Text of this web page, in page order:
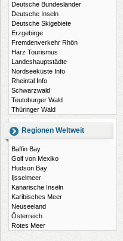
Deutsche Bundesländer
Deutsche Inseln
Deutsche Skigebiete
Erzgebirge
Fremdenverkehr Rhön
Harz Tourismus
Landeshauptstädte
Nordseeküste Info
Rheintal Info
Schwarzwald
Teutoburger Wald
Thüringer Wald
Regionen Weltweit
Baffin Bay
Golf von Mexiko
Hudson Bay
Ijsselmeer
Kanarische Inseln
Karibisches Meer
Neuseeland
Österreich
Rotes Meer